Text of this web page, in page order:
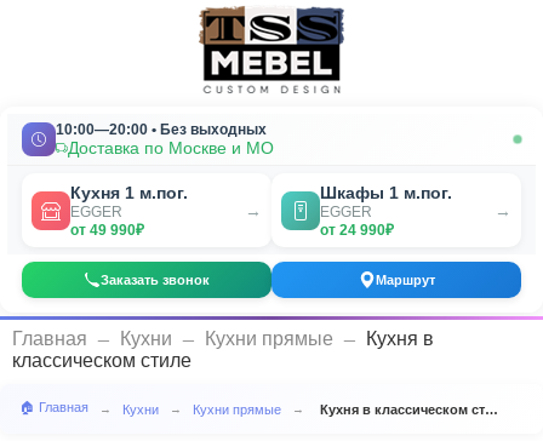
10:00—20:00 • Без выходных
Доставка по Москве и МО
Кухня 1 м.пог.
EGGER
от 49 990₽
→
Шкафы 1 м.пог.
EGGER
от 24 990₽
→
Заказать звонок Маршрут
Главная Кухни Кухни прямые
Кухня в
классическом стиле
🏠 Главная → Кухни → Кухни прямые → Кухня в классическом стиле